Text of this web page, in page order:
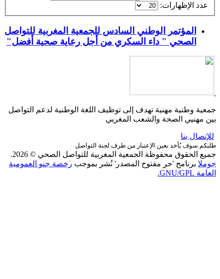
عدد الإظهارات:
المؤتمر الوطني السادس للجمعية المغربية للتواصل
الصحي " داء السكري من أجل رعاية صحية أفضل"
جمعية وطنية مهنية تهدف إلى توظيف اللغة الوطنية لدعم التواصل
بين مهنيي الصحة والشعب المغربي
للإتصال بنا
طلبكم سوف يُأخد بعين الإعتبار من طرف لجنة التواصل
جميع الحقوق محفوظة الجمعية المغربية للتواصل الصحي © 2026.
جوملا برنامج 'حر مفتوح المصدر' نُشر بموجب رخصة جنو العمومية
العامة GNU/GPL.